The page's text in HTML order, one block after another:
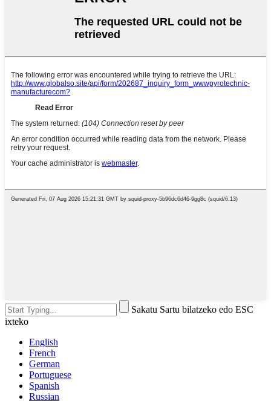
Sakatu Sartu bilatzeko edo ESC
ixteko
English
French
German
Portuguese
Spanish
Russian